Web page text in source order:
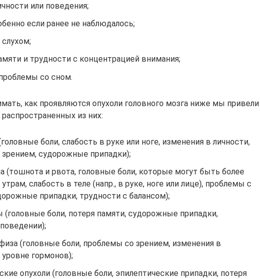
или поведения;
если ранее не наблюдалось;
и трудности с концентрацией внимания;
со сном.
как проявляются опухоли головного мозга ниже мы привели
из них:
боли, слабость в руке или ноге, изменения в личности,
судорожные припадки);
(тошнота и рвота, головные боли, которые могут быть более
слабость в теле (напр., в руке, ноге или лице), проблемы с
припадки, трудности с балансом);
боли, потеря памяти, судорожные припадки,
(головные боли, проблемы со зрением, изменения в
гормонов);
опухоли (головные боли, эпилептические припадки, потеря